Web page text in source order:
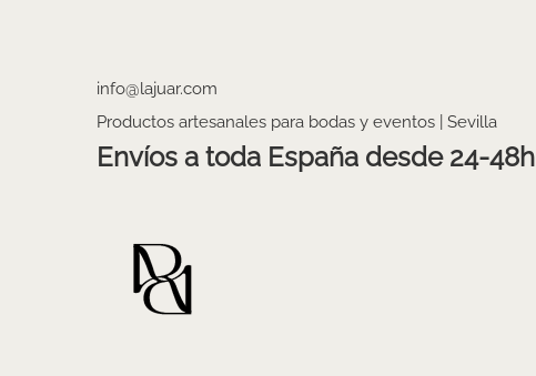
info@lajuar.com
Productos artesanales para bodas y eventos | Sevilla
Envíos a toda España desde 24-48h